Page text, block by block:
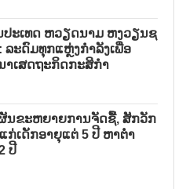
ປະເທດ ຫວຽດນາມ ຫງວຽນຊ
ລະດົມທຸກແຫຼ່ງກຳລັງເພື່ອ
າເສດຖະກິດກະສິກຳ
ນຂະຫຍາຍການຈັດຊື້, ສັກວັກ
ກ່ເດັກອາຍຸແຕ່ 5 ປີ ຫາຕ່ຳ
ປີ